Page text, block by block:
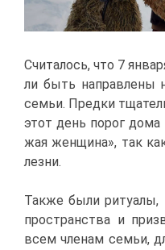
Счи­та­лось, что 7
ли быть на­прав­ле­ны
се­мьи. Пред­ки
этот день по­рог
жая жен­щи­на», так
лез­ни.
Та­к­же бы­ли ри­ту­а­лы,
про­стран­ства и
всем чле­нам се­мьи,